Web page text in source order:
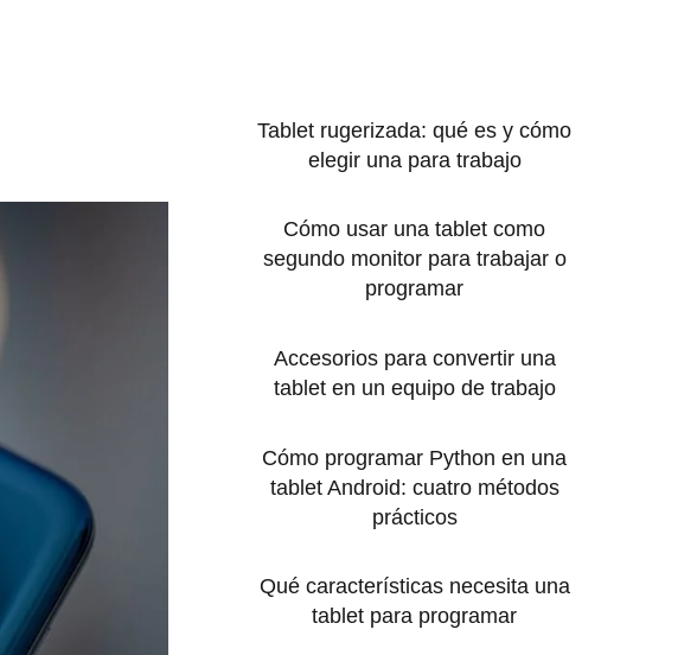
Tablet rugerizada: qué es y cómo
elegir una para trabajo
Cómo usar una tablet como
segundo monitor para trabajar o
programar
Accesorios para convertir una
tablet en un equipo de trabajo
Cómo programar Python en una
tablet Android: cuatro métodos
prácticos
Qué características necesita una
tablet para programar